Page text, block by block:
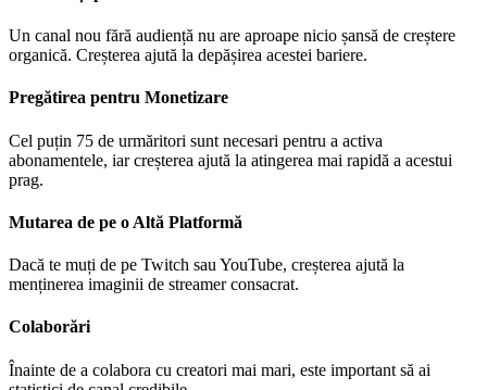
Un canal nou fără audiență nu are aproape nicio șansă de creștere
organică. Creșterea ajută la depășirea acestei bariere.
Pregătirea pentru Monetizare
Cel puțin 75 de urmăritori sunt necesari pentru a activa
abonamentele, iar creșterea ajută la atingerea mai rapidă a acestui
prag.
Mutarea de pe o Altă Platformă
Dacă te muți de pe Twitch sau YouTube, creșterea ajută la
menținerea imaginii de streamer consacrat.
Colaborări
Înainte de a colabora cu creatori mai mari, este important să ai